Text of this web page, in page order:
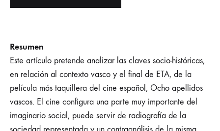
Resumen
Este artículo pretende analizar las claves socio-históricas,
en relación al contexto vasco y el final de ETA, de la
película más taquillera del cine español, Ocho apellidos
vascos. El cine configura una parte muy importante del
imaginario social, puede servir de radiografía de la